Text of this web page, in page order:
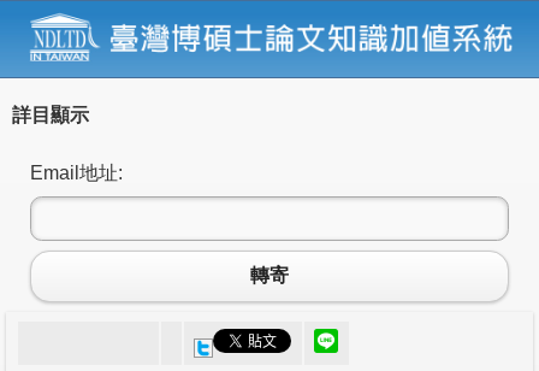
詳目顯示
Email地址:
轉寄